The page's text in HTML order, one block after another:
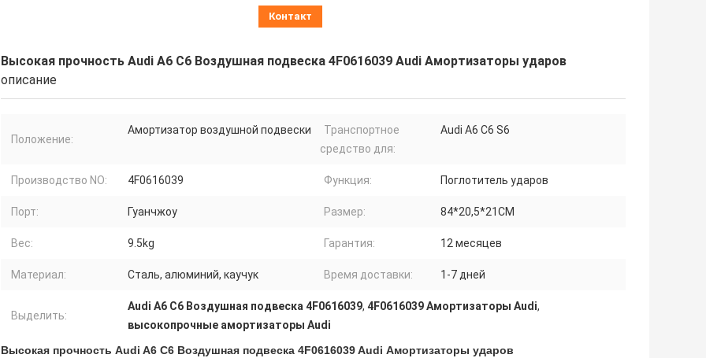
Контакт
Высокая прочность Audi A6 C6 Воздушная подвеска 4F0616039 Audi Амортизаторы ударов
описание
Положение:
Амортизатор воздушной подвески
Транспортное
средство для:
Audi A6 C6 S6
Производство NO: 4F0616039 Функция: Поглотитель ударов
Порт: Гуанчжоу Размер: 84*20,5*21CM
Вес: 9.5kg Гарантия: 12 месяцев
Материал: Сталь, алюминий, каучук Время доставки: 1-7 дней
Выделить:
Audi A6 C6 Воздушная подвеска 4F0616039, 4F0616039 Амортизаторы Audi,
высокопрочные амортизаторы Audi
Высокая прочность Audi A6 C6 Воздушная подвеска 4F0616039 Audi Амортизаторы ударов